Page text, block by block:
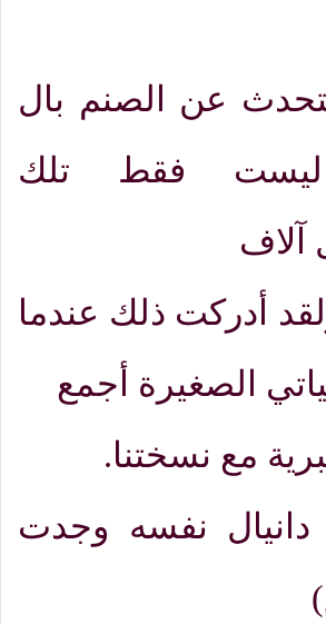
عن الصنم بال
ليست فقط تلك
آلاف
أدركت ذلك عندما
الصغيرة أجمع
مع نسختنا.
نفسه وجدت